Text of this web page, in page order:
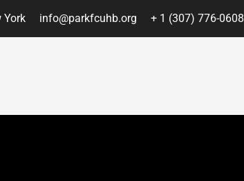
York info@parkfcuhb.org + 1 (307) 776-0608